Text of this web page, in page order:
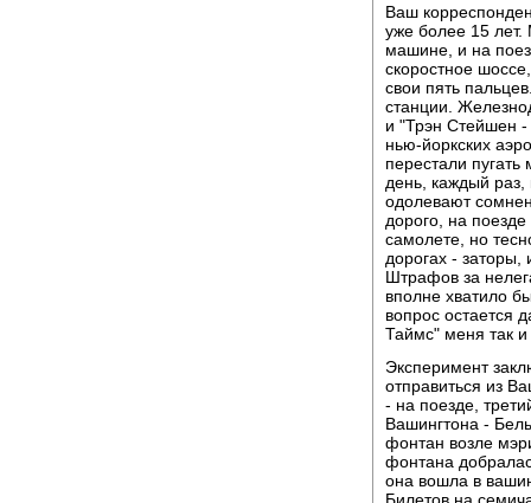
Ваш
уже более 15
машине, и на
скоростное
свои пять
станции.
и "Трэн Стейшен
нью-йоркских
перестали
день, каждый
одолевают
дорого, на
самолете, но
дорогах - заторы,
Штрафов за
вполне хватило
вопрос остается
Таймс" меня так и
Эксперимент
отправиться из
- на поезде,
Вашингтона -
фонтан возле
фонтана
она вошла в
Билетов на